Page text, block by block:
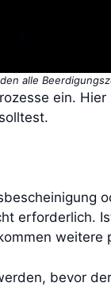
alle
ein.
erforderlich.
weitere
bevor